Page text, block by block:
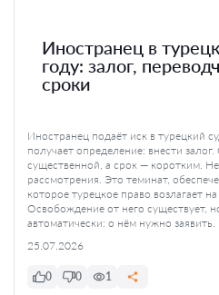
Иностранец в
году: залог,
сроки
Иностранец подаёт иск в турецкий
получает определение: внести
существенной, а срок — коротким. Не
рассмотрения. Это теминат,
которое турецкое право возлагает
Освобождение от него существует,
автоматически: о нём нужно
25.07.2026
0 0 1